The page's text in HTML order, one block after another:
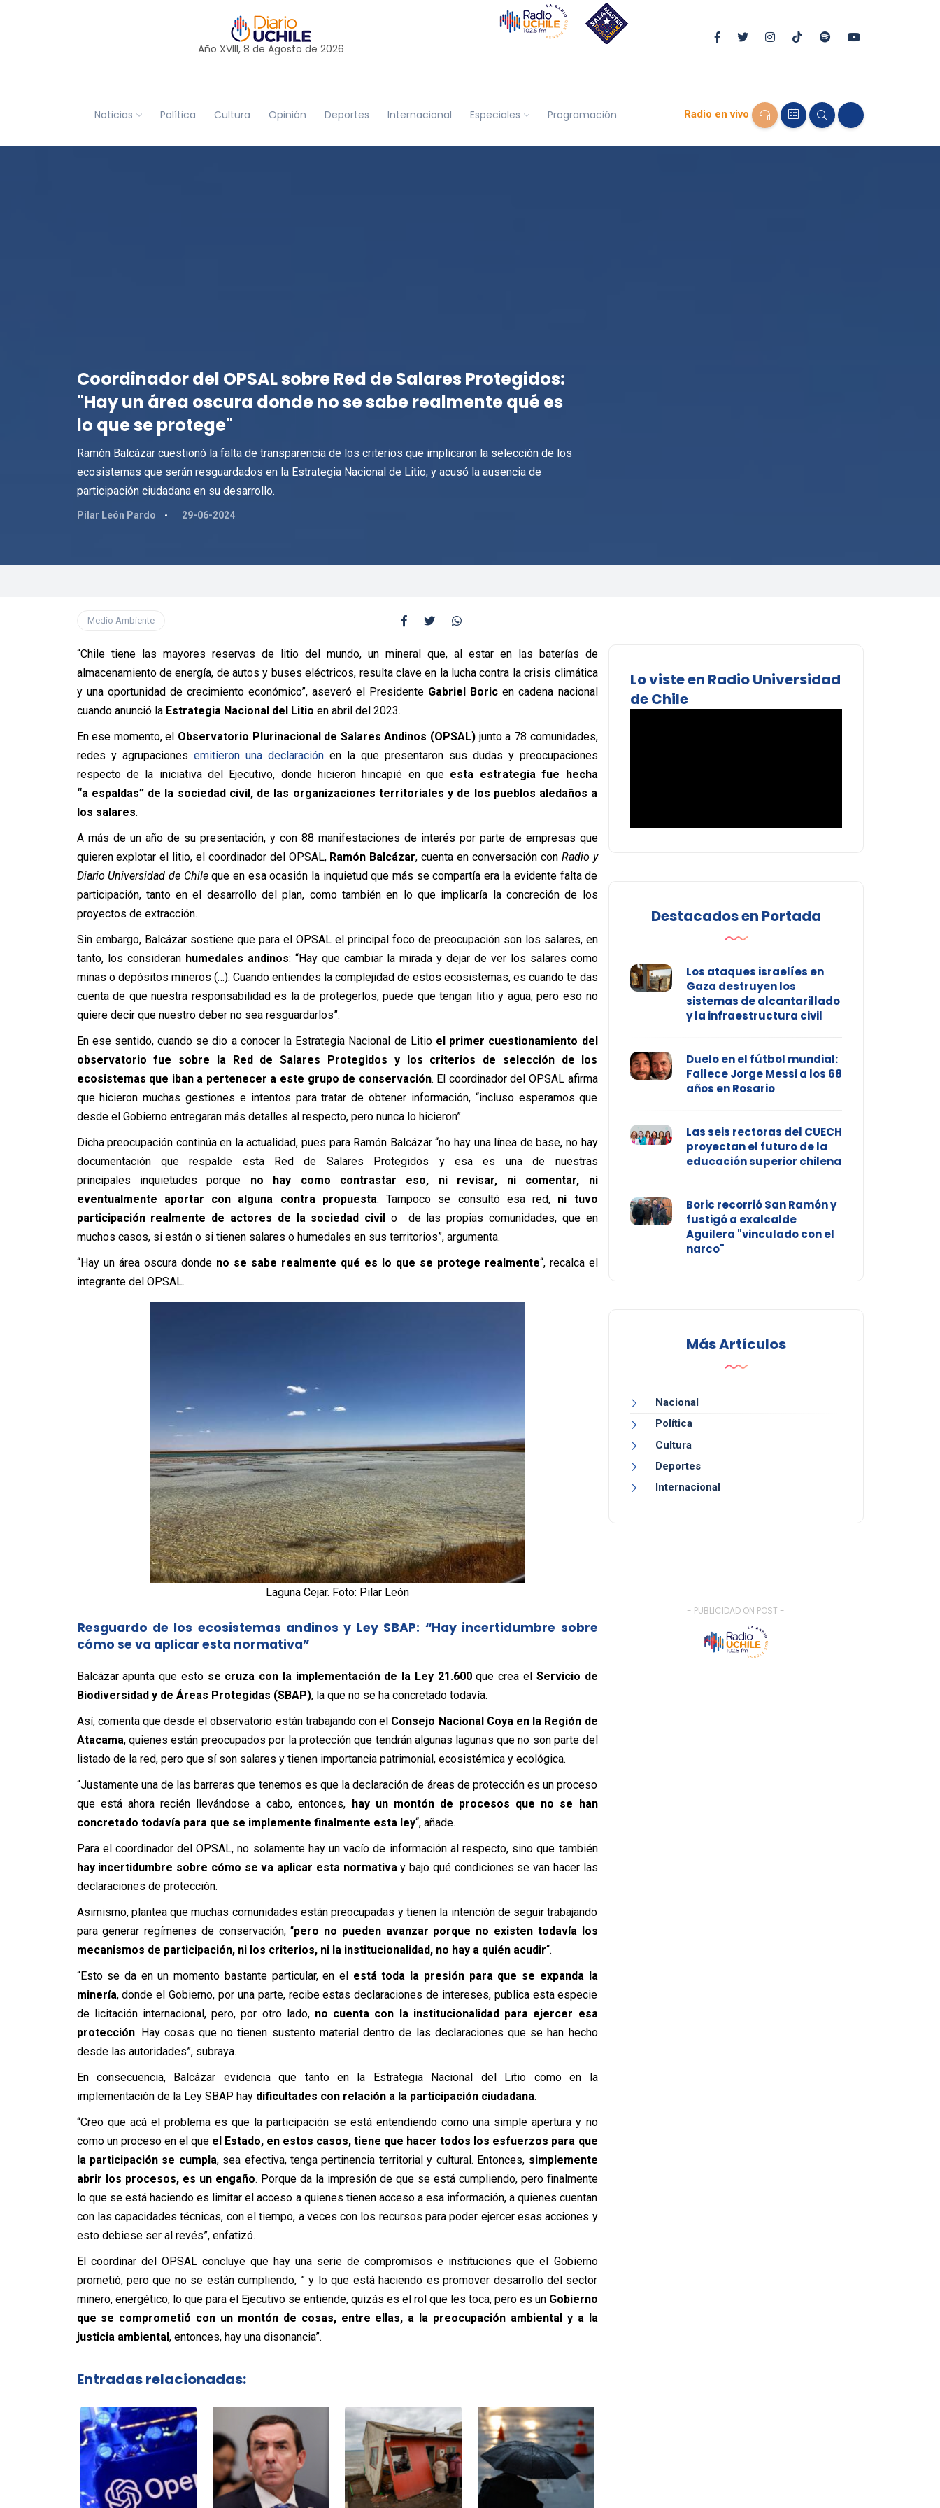
Año XVIII, 8 de Agosto de 2026
Noticias Política Cultura Opinión Deportes Internacional Especiales Programación Radio en vivo
Coordinador del OPSAL sobre Red de Salares Protegidos:
"Hay un área oscura donde no se sabe realmente qué es
lo que se protege"
Ramón Balcázar cuestionó la falta de transparencia de los criterios que implicaron la selección de los
ecosistemas que serán resguardados en la Estrategia Nacional de Litio, y acusó la ausencia de
participación ciudadana en su desarrollo.
Pilar León Pardo 29-06-2024
Medio Ambiente
“Chile tiene las mayores reservas de litio del mundo, un mineral que, al estar en las baterías de
almacenamiento de energía, de autos y buses eléctricos, resulta clave en la lucha contra la crisis climática
y una oportunidad de crecimiento económico”, aseveró el Presidente Gabriel Boric en cadena nacional
cuando anunció la Estrategia Nacional del Litio en abril del 2023.
En ese momento, el Observatorio Plurinacional de Salares Andinos (OPSAL) junto a 78 comunidades,
redes y agrupaciones emitieron una declaraciónen la que presentaron sus dudas y preocupaciones
respecto de la iniciativa del Ejecutivo, donde hicieron hincapié en que esta estrategia fue hecha
“a espaldas” de la sociedad civil, de las organizaciones territoriales y de los pueblos aledaños a
los salares.
A más de un año de su presentación, y con 88 manifestaciones de interés por parte de empresas que
quieren explotar el litio, el coordinador del OPSAL, Ramón Balcázar, cuenta en conversación con Radio y
Diario Universidad de Chileque en esa ocasión la inquietud que más se compartía era la evidente falta de
participación, tanto en el desarrollo del plan, como también en lo que implicaría la concreción de los
proyectos de extracción.
Sin embargo, Balcázar sostiene que para el OPSAL el principal foco de preocupación son los salares, en
tanto, los consideran humedales andinos: “Hay que cambiar la mirada y dejar de ver los salares como
minas o depósitos mineros (…). Cuando entiendes la complejidad de estos ecosistemas, es cuando te das
cuenta de que nuestra responsabilidad es la de protegerlos, puede que tengan litio y agua, pero eso no
quiere decir que nuestro deber no sea resguardarlos”.
En ese sentido, cuando se dio a conocer la Estrategia Nacional de Litio el primer cuestionamiento del
observatorio fue sobre la Red de Salares Protegidos y los criterios de selección de los
ecosistemas que iban a pertenecer a este grupo de conservación. El coordinador del OPSAL afirma
que hicieron muchas gestiones e intentos para tratar de obtener información, “incluso esperamos que
desde el Gobierno entregaran más detalles al respecto, pero nunca lo hicieron”.
Dicha preocupación continúa en la actualidad, pues para Ramón Balcázar“no hay una línea de base, no hay
documentación que respalde esta Red de Salares Protegidos y esa es una de nuestras
principales inquietudes porque no hay como contrastar eso, ni revisar, ni comentar, ni
eventualmente aportar con alguna contra propuesta. Tampoco se consultó esa red, ni tuvo
participación realmente de actores de la sociedad civil o de las propias comunidades, que en
muchos casos, si están o si tienen salares o humedales en sus territorios”, argumenta.
“Hay un área oscura dondeno se sabe realmente qué es lo que se protege realmente“, recalca el
integrante del OPSAL.
Laguna Cejar. Foto: Pilar León
Resguardo de los ecosistemas andinos y Ley SBAP: “Hay incertidumbre sobre
cómo se va aplicar esta normativa”
Balcázar apunta que esto se cruza con la implementación de la Ley 21.600que crea el Servicio de
Biodiversidad y de Áreas Protegidas (SBAP), la que no se ha concretado todavía.
Así, comenta que desde el observatorio están trabajando con el Consejo Nacional Coya en la Región de
Atacama, quienes están preocupados por la protección que tendrán algunas lagunas que no son parte del
listado de la red, pero que sí son salares y tienen importancia patrimonial, ecosistémica y ecológica.
“Justamente una de las barreras que tenemos es que la declaración de áreas de protección es un proceso
que está ahora recién llevándose a cabo, entonces, hay un montón de procesos que no se han
concretado todavía para que se implemente finalmente esta ley“, añade.
Para el coordinador del OPSAL, no solamente hay un vacío de información al respecto, sino que también
hay incertidumbre sobre cómo se va aplicar esta normativay bajo qué condiciones se van hacer las
declaraciones de protección.
Asimismo, plantea que muchas comunidades están preocupadas y tienen la intención de seguir trabajando
para generar regímenes de conservación, “pero no pueden avanzar porque no existen todavía los
mecanismos de participación, ni los criterios, ni la institucionalidad, no hay a quién acudir“.
“Esto se da en un momento bastante particular, en el está toda la presión para que se expanda la
minería, donde el Gobierno, por una parte, recibe estas declaraciones de intereses, publica esta especie
de licitación internacional, pero, por otro lado, no cuenta con la institucionalidad para ejercer esa
protección. Hay cosas que no tienen sustento material dentro de las declaraciones que se han hecho
desde las autoridades”, subraya.
En consecuencia, Balcázar evidencia que tanto en la Estrategia Nacional del Litio como en la
implementación de la Ley SBAP hay dificultades con relación a la participación ciudadana.
“Creo que acá el problema es que la participación se está entendiendo como una simple apertura y no
como un proceso en el que el Estado, en estos casos, tiene que hacer todos los esfuerzos para que
la participación se cumpla, sea efectiva, tenga pertinencia territorial y cultural. Entonces, simplemente
abrir los procesos, es un engaño. Porque da la impresión de que se está cumpliendo, pero finalmente
lo que se está haciendo es limitar el acceso a quienes tienen acceso a esa información, a quienes cuentan
con las capacidades técnicas, con el tiempo, a veces con los recursos para poder ejercer esas acciones y
esto debiese ser al revés”, enfatizó.
El coordinar del OPSAL concluye que hay una serie de compromisos e instituciones que el Gobierno
prometió, pero que no se están cumpliendo, ” y lo que está haciendo es promover desarrollo del sector
minero, energético, lo que para el Ejecutivo se entiende, quizás es el rol que les toca, pero es unGobierno
que se comprometió con un montón de cosas, entre ellas, a la preocupación ambiental y a la
justicia ambiental , entonces, hay una disonancia”.
Entradas relacionadas:
Lo viste en Radio Universidad
de Chile
Destacados en Portada
Los ataques israelíes en
Gaza destruyen los
sistemas de alcantarillado
y la infraestructura civil
Duelo en el fútbol mundial:
Fallece Jorge Messi a los 68
años en Rosario
Las seis rectoras del CUECH
proyectan el futuro de la
educación superior chilena
Boric recorrió San Ramón y
fustigó a exalcalde
Aguilera "vinculado con el
narco"
Más Artículos
Nacional
Política
Cultura
Deportes
Internacional
- PUBLICIDAD ON POST -